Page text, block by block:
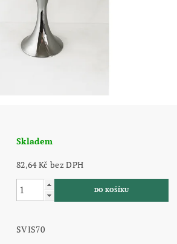
Skladem
82,64 Kč bez DPH
SVIS70